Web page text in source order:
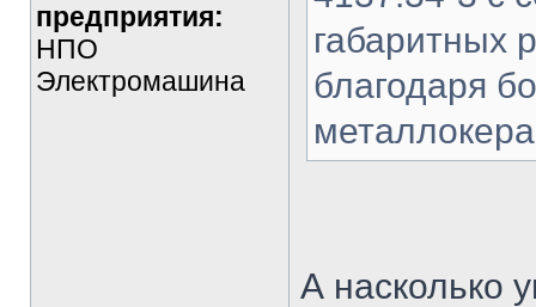
предприятия:
НПО
Электромашина
габаритных
благодаря
А насколько